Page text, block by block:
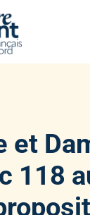
et
118